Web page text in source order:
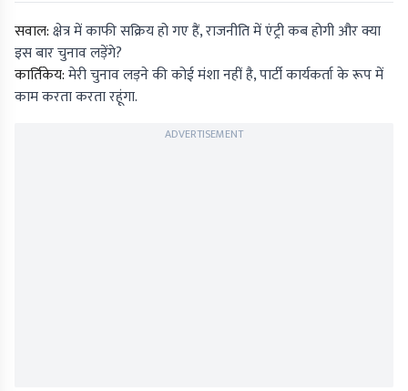
सवाल:क्षेत्र में काफी सक्रिय हो गए हैं, राजनीति में एंट्री कब होगी और क्या
इस बार चुनाव लड़ेंगे?
कार्तिकेय:मेरी चुनाव लड़ने की कोई मंशा नहीं है, पार्टी कार्यकर्ता के रूप में
काम करता करता रहूंगा.
ADVERTISEMENT